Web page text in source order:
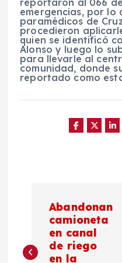
emergencias, por lo
paramédicos de
procedieron
quien se identificó
Alonso y luego lo
para llevarle al
comunidad, donde
reportado como
v
Abandonan
camioneta
en canal
de riego
en la